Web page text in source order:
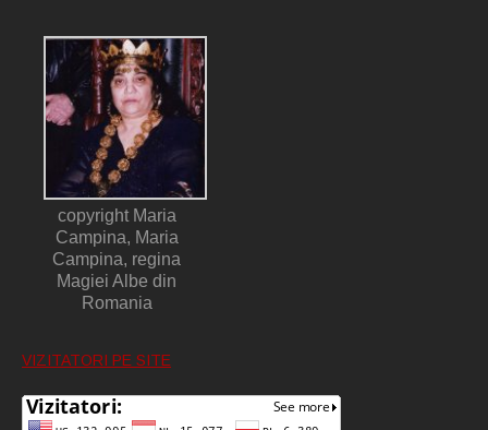
copyright Maria
Campina, Maria
Campina, regina
Magiei Albe din
Romania
VIZITATORI PE SITE